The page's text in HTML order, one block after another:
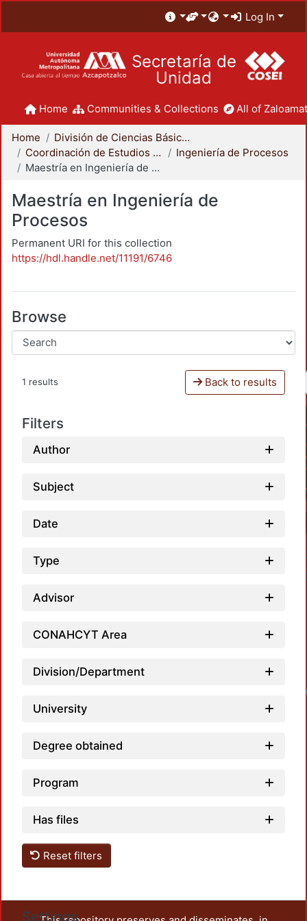
Log In
Secretaría de
Unidad
Home Communities & Collections All of
Home
División de Ciencias Básicas e Ingeniería
Coordinación de Estudios de Posgrado - CBI
Ingeniería de Procesos
Maestría en Ingeniería de Procesos
Maestría en Ingeniería de
Procesos
Permanent URI for this collection
https://hdl.handle.net/11191/6746
Browse
1 results Back to results
Filters
Author
Subject
Date
Type
Advisor
CONAHCYT Area
Division/Department
University
Degree obtained
Program
Has files
Reset filters
Settings